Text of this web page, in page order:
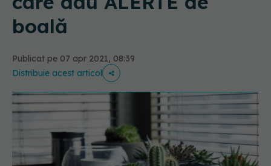
boală
Publicat pe 07 apr 2021, 08:39
Distribuie acest articol